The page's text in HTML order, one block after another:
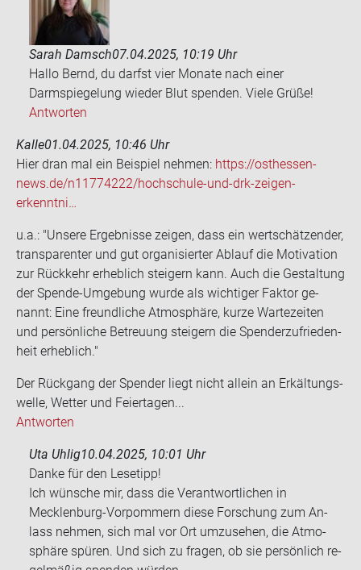
Sarah Damsch07.04.2025, 10:19 Uhr
Hallo Bernd, du darfst vier Monate nach einer
Darmspiegelung wieder Blut spenden. Viele Grüße!
Antworten
Kalle01.04.2025, 10:46 Uhr
Hier dran mal ein Bei­spiel neh­men: https://osthessen-​
news.de/n11774222/hochschule-​und-drk-zeigen-
erkenntni…
u.a.: "Un­se­re Er­geb­nis­se zei­gen, dass ein wert­schät­zen­der,
trans­pa­ren­ter und gut or­ga­ni­sier­ter Ab­lauf die Mo­ti­va­ti­on
zur Rück­kehr er­heb­lich stei­gern kann. Auch die Ge­stal­tung
der Spende-​Umgebung wurde als wich­ti­ger Fak­tor ge­
nannt: Eine freund­li­che At­mo­sphä­re, kurze War­te­zei­ten
und per­sön­li­che Be­treu­ung stei­gern die Spen­der­zu­frie­den­
heit er­heb­lich."
Der Rück­gang der Spen­der liegt nicht al­lein an Er­käl­tungs­
wel­le, Wet­ter und Fei­er­ta­gen...
Antworten
Uta Uhlig10.04.2025, 10:01 Uhr
Danke für den Le­se­tipp!
Ich wün­sche mir, dass die Ver­ant­wort­li­chen in
Mecklenburg-​Vorpommern diese For­schung zum An­
lass neh­men, sich mal vor Ort um­zu­se­hen, die At­mo­
sphä­re spü­ren. Und sich zu fra­gen, ob sie per­sön­lich re­